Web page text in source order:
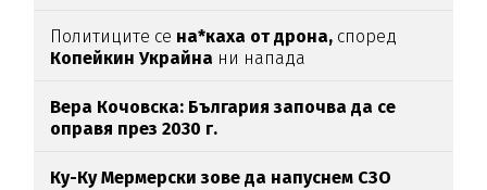
Политиците се на*каха от дрона, според
Копейкин Украйна ни напада
Вера Кочовска: България започва да се
оправя през 2030 г.
Ку-Ку Мермерски зове да напуснем СЗО